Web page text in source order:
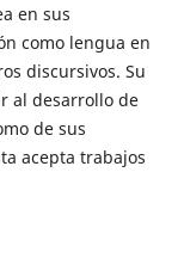
en sus
como lengua en
discursivos. Su
al desarrollo de
de sus
acepta trabajos